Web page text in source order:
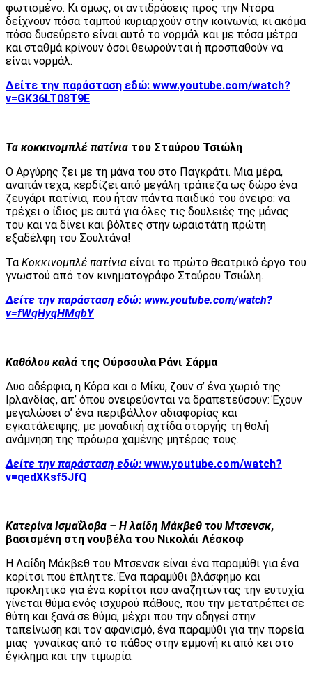
φωτισμένο. Κι όμως, οι αντιδράσεις προς την Ντόρα
δείχνουν πόσα ταμπού κυριαρχούν στην κοινωνία, κι ακόμα
πόσο δυσεύρετο είναι αυτό το νορμάλ και με πόσα μέτρα
και σταθμά κρίνουν όσοι θεωρούνται ή προσπαθούν να
είναι νορμάλ.
Δείτε την παράσταση εδώ: www.youtube.com/watch?
v=GK36LT08T9E
Τα κοκκινομπλέ πατίνια του Σταύρου Τσιώλη
Ο Αργύρης ζει με τη μάνα του στο Παγκράτι. Μια μέρα,
αναπάντεχα, κερδίζει από μεγάλη τράπεζα ως δώρο ένα
ζευγάρι πατίνια, που ήταν πάντα παιδικό του όνειρο: να
τρέχει ο ίδιος με αυτά για όλες τις δουλειές της μάνας
του και να δίνει και βόλτες στην ωραιοτάτη πρώτη
εξαδέλφη του Σουλτάνα!
ΤαΚοκκινομπλέ πατίνια είναι το πρώτο θεατρικό έργο του
γνωστού από τον κινηματογράφο Σταύρου Τσιώλη.
Δείτε την παράσταση εδώ: www.youtube.com/watch?
v=fWqHyqHMqbY
Καθόλου καλά της Ούρσουλα Ράνι Σάρμα
Δυο αδέρφια, η Κόρα και ο Μίκυ, ζουν σ’ ένα χωριό της
Ιρλανδίας, απ’ όπου ονειρεύονται να δραπετεύσουν: Έχουν
μεγαλώσει σ’ ένα περιβάλλον αδιαφορίας και
εγκατάλειψης, με μοναδική αχτίδα στοργής τη θολή
ανάμνηση της πρόωρα χαμένης μητέρας τους.
Δείτε την παράσταση εδώ: www.youtube.com/watch?
v=qedXKsf5JfQ
Κατερίνα Ισμαΐλοβα – Η λαίδη Μάκβεθ του Μτσενσκ,
βασισμένη στη νουβέλα του Νικολάι Λέσκοφ
Η Λαίδη Μάκβεθ του Μτσενσκ είναι ένα παραμύθι για ένα
κορίτσι που έπληττε. Ένα παραμύθι βλάσφημο και
προκλητικό για ένα κορίτσι που αναζητώντας την ευτυχία
γίνεται θύμα ενός ισχυρού πάθους, που την μετατρέπει σε
θύτη και ξανά σε θύμα, μέχρι που την οδηγεί στην
ταπείνωση και τον αφανισμό, ένα παραμύθι για την πορεία
μιας γυναίκας από το πάθος στην εμμονή κι από κει στο
έγκλημα και την τιμωρία.